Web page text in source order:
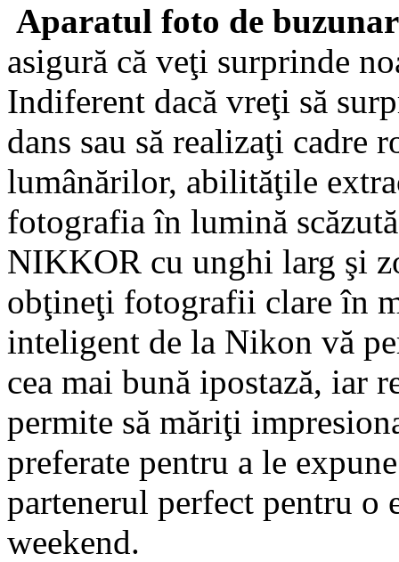
Aparatul foto de
asigură că veţi surprinde
Indiferent dacă vreţi să
dans sau să realizaţi cadre
lumânărilor, abilităţile
fotografia în lumină
NIKKOR cu unghi larg şi
obţineţi fotografii clare în
inteligent de la Nikon vă
cea mai bună ipostază, iar
permite să măriţi
preferate pentru a le
partenerul perfect pentru o
weekend.